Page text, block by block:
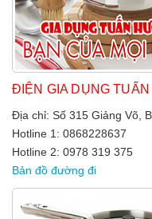
ĐIỆN GIA DỤNG
Địa chỉ: Số 315 Giảng Võ,
Hotline 1: 0868228637
Hotline 2: 0978 319 375
Bản đồ đường đi